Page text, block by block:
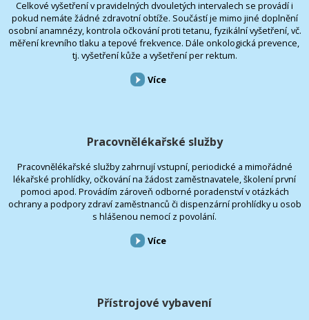
Celkové vyšetření v pravidelných dvouletých intervalech se provádí i
pokud nemáte žádné zdravotní obtíže. Součástí je mimo jiné doplnění
osobní anamnézy, kontrola očkování proti tetanu, fyzikální vyšetření, vč.
měření krevního tlaku a tepové frekvence. Dále onkologická prevence,
tj. vyšetření kůže a vyšetření per rektum.
Více
Pracovnělékařské služby
Pracovnělékařské služby zahrnují vstupní, periodické a mimořádné
lékařské prohlídky, očkování na žádost zaměstnavatele, školení první
pomoci apod. Provádím zároveň odborné poradenství v otázkách
ochrany a podpory zdraví zaměstnanců či dispenzární prohlídky u osob
s hlášenou nemocí z povolání.
Více
Přístrojové vybavení